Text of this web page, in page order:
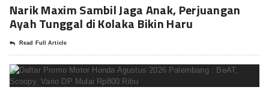
Narik Maxim Sambil Jaga Anak, Perjuangan
Ayah Tunggal di Kolaka Bikin Haru
Read Full Article